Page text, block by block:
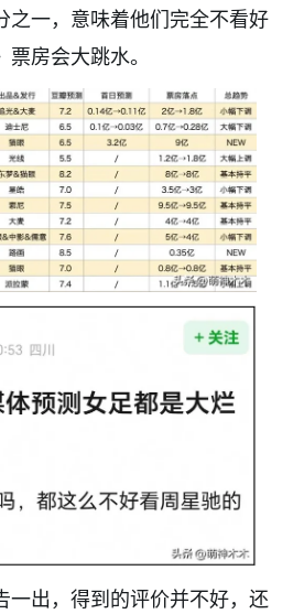
之一，意味着他们完全不看好
房会大跳水。
一出，得到的评价并不好，还